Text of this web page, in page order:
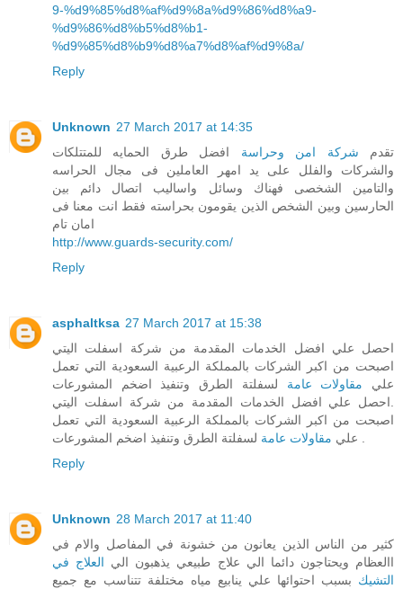
9-%d9%85%d8%af%d9%8a%d9%86%d8%a9-
%d9%86%d8%b5%d8%b1-
%d9%85%d8%b9%d8%a7%d8%af%d9%8a/
Reply
Unknown 27 March 2017 at 14:35
تقدم شركة امن وحراسة افضل طرق الحمايه للمتتلكات
والشركات والفلل على يد امهر العاملين فى مجال الحراسه
والتامين الشخصى فهناك وسائل واساليب اتصال دائم بين
الحارسين وبين الشخص الذين يقومون بحراسته فقط انت معنا فى
امان تام
http://www.guards-security.com/
Reply
asphaltksa 27 March 2017 at 15:38
احصل علي افضل الخدمات المقدمة من شركة اسفلت اليتي
اصبحت من اكبر الشركات بالمملكة الرعبية السعودية التي تعمل
علي مقاولات عامة لسفلتة الطرق وتنفيذ اضخم المشورعات
.احصل علي افضل الخدمات المقدمة من شركة اسفلت اليتي
اصبحت من اكبر الشركات بالمملكة الرعبية السعودية التي تعمل
علي مقاولات عامة
Reply
Unknown 28 March 2017 at 11:40
كثير من الناس الذين يعانون من خشونة في المفاصل والام في
االعظام ويحتاجون دائما الي علاج طبيعي يذهبون الي العلاج في
التشيك بسبب احتوائها علي ينابيع مياه مختلفة تتناسب مع جميع